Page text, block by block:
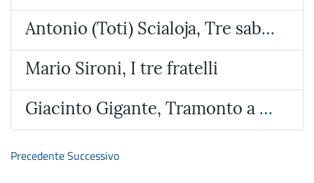
Antonio (Toti) Scialoja, Tre sabbie
Mario Sironi, I tre fratelli
Giacinto Gigante, Tramonto a Bacoli
PrecedenteSuccessivo